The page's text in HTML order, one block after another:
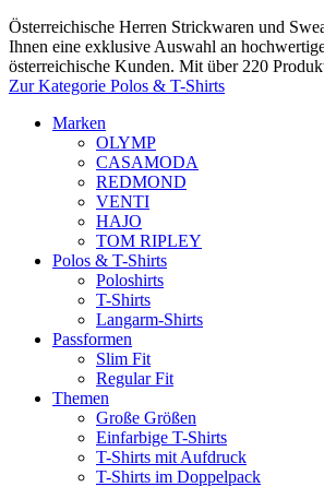
Österreichische Herren Strickwaren und
Ihnen eine exklusive Auswahl an
österreichische Kunden. Mit über 220
Zur Kategorie Polos & T-Shirts
Marken
OLYMP
CASAMODA
REDMOND
VENTI
HAJO
TOM RIPLEY
Polos & T-Shirts
Poloshirts
T-Shirts
Langarm-Shirts
Passformen
Slim Fit
Regular Fit
Themen
Große Größen
Einfarbige T-Shirts
T-Shirts mit Aufdruck
T-Shirts im Doppelpack